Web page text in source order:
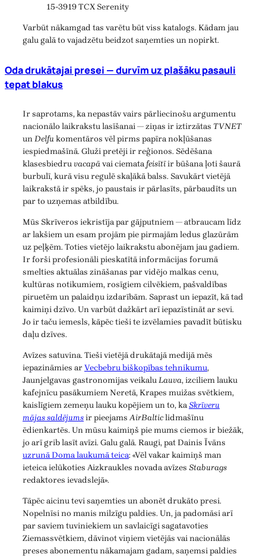
15-3919 TCX Serenity
Varbūt nākamgad tas varētu būt viss katalogs. Kādam jau
galu galā to vajadzētu beidzot saņemties un nopirkt.
Oda drukātajai presei — durvīm uz plašāku pasauli
tepat blakus
Ir saprotams, ka nepastāv vairs pārliecinošu argumentu
nacionālo laikrakstu lasīšanai — ziņas ir iztirzātas TVNET
unDelfukomentāros vēl pirms papīra nokļūšanas
iespiedmašīnā. Gluži pretēji ir reģionos. Sēdēšana
klasesbiedruvacapāvai ciematafeisītīir būšana ļoti šaurā
burbulī, kurā visu regulē skaļākā balss. Savukārt vietējā
laikrakstā ir spēks, jo paustais ir pārlasīts, pārbaudīts un
par to uzņemas atbildību.
Mūs Skrīveros iekristīja par gājputniem — atbraucam līdz
ar lakšiem un esam projām pie pirmajām ledus glazūrām
uz peļķēm. Toties vietējo laikrakstu abonējam jau gadiem.
Ir forši profesionāli pieskatītā informācijas forumā
smelties aktuālas zināšanas par vidējo malkas cenu,
kultūras notikumiem, rosīgiem cilvēkiem, pašvaldības
piruetēm un palaidņu izdarībām. Saprast un iepazīt, kā tad
kaimiņi dzīvo. Un varbūt dažkārt arī iepazīstināt ar sevi.
Jo ir taču iemesls, kāpēc tieši te izvēlamies pavadīt būtisku
daļu dzīves.
Avīzes satuvina. Tieši vietējā drukātajā medijā mēs
iepazināmies arVecbebru biškopības tehnikumu,
Jaunjelgavas gastronomijas veikaluLauva, izciliem lauku
kafejnīcu pasākumiem Neretā, Krapes muižas svētkiem,
kaislīgiem zemeņu lauku kopējiem un to, kaSkrīveru
mājas saldējumsir pieejamsAirBalticlidmašīnu
ēdienkartēs. Un mūsu kaimiņš pie mums ciemos ir biežāk,
jo arī grib lasīt avīzi. Galu galā. Raugi, pat Dainis Īvāns
uzrunā Doma laukumā teica: «Vēl vakar kaimiņš man
ieteica ielūkoties Aizkraukles novada avīzes Staburags
redaktores ievadslejā».
Tāpēc aicinu tevi saņemties un abonēt drukāto presi.
Nopelnīsi no manis milzīgu paldies. Un, ja padomāsi arī
par saviem tuviniekiem un savlaicīgi sagatavoties
Ziemassvētkiem, dāvinot viņiem vietējās vai nacionālās
preses abonementu nākamajam gadam, saņemsi paldies